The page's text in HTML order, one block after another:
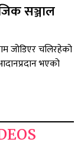
सञ्जाल
जोडिएर चलिरहेको
भएको